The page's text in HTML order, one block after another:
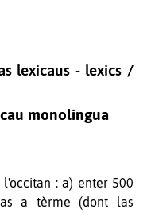
lexicaus - lexics /
monolingua
: a) enter 500
a tèrme (dont las